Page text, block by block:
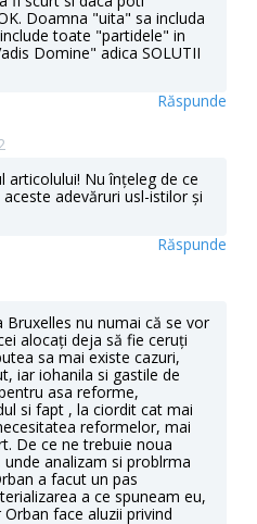
Doamna "uita" sa includa
toate "partidele" in
Domine" adica SOLUTII
Răspunde
articolului! Nu înțeleg de ce
adevăruri usl-istilor și
Răspunde
Bruxelles nu numai că se vor
alocați deja să fie ceruți
sa mai existe cazuri,
iar iohanila si gastile de
asa reforme,
si fapt , la ciordit cat mai
reformelor, mai
De ce ne trebuie noua
analizam si problrma
a facut un pas
a ce spuneam eu,
face aluzii privind